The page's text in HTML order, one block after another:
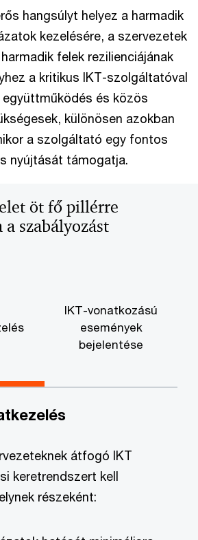
hangsúlyt helyez a harmadik
kezelésére, a szervezetek
felek rezilienciájának
a kritikus IKT-szolgáltatóval
és közös
különösen azokban
a szolgáltató egy fontos
nyújtását támogatja.
öt fő pillérre
szabályozást
IKT-vonatkozású
események
bejelentése
átfogó IKT
keretrendszert kell
részeként: